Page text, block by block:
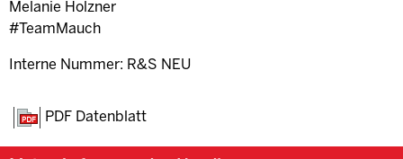
Melanie Holzner
#TeamMauch
Interne Nummer: R&S NEU
PDF Datenblatt